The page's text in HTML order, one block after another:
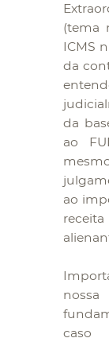
(tema
ICMS
da
da
ao
ao